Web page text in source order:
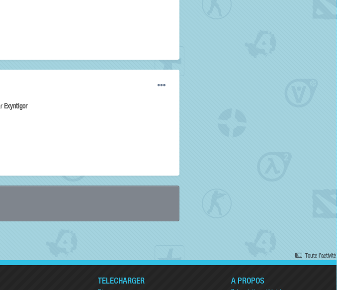
Exyntigor
Toute l’activité
TÉLÉCHARGER A PROPOS